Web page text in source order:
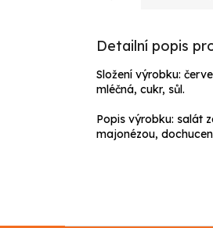
Detailní popis
Složení výrobku:
mléčná, cukr, sůl.
Popis výrobku: salát
majonézou,